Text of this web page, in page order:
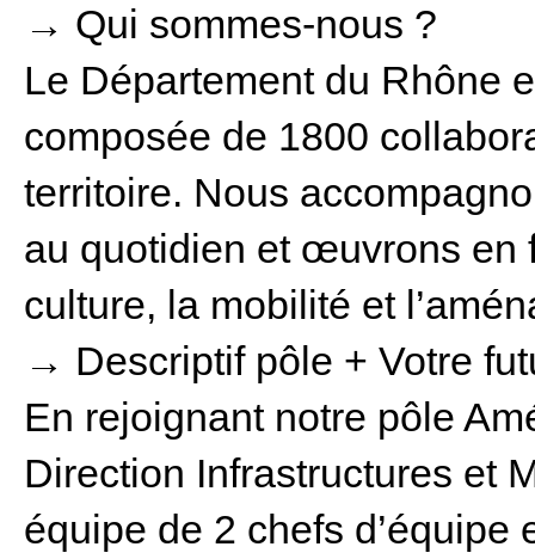
→ Qui sommes-nous ?
Le Département du Rhône
composée de 1800
territoire. Nous
au quotidien et œuvrons en
culture, la mobilité et
→ Descriptif pôle + Votre
En rejoignant notre pôle
Direction Infrastructures et
équipe de 2 chefs